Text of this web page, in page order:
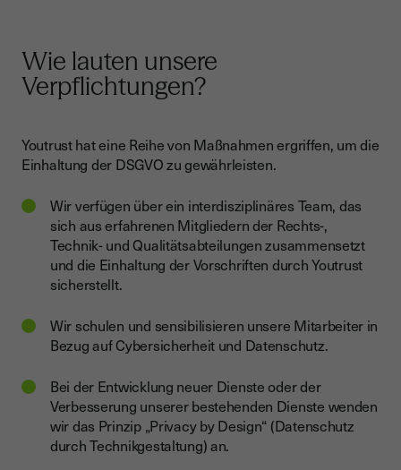
Wie lauten unsere
Verpflichtungen?
Youtrust hat eine Reihe von Maßnahmen ergriffen, um die
Einhaltung der DSGVO zu gewährleisten.
Wir verfügen über ein interdisziplinäres Team, das
sich aus erfahrenen Mitgliedern der Rechts-,
Technik- und Qualitätsabteilungen zusammensetzt
und die Einhaltung der Vorschriften durch Youtrust
sicherstellt.
Wir schulen und sensibilisieren unsere Mitarbeiter in
Bezug auf Cybersicherheit und Datenschutz.
Bei der Entwicklung neuer Dienste oder der
Verbesserung unserer bestehenden Dienste wenden
wir das Prinzip „Privacy by Design“ (Datenschutz
durch Technikgestaltung) an.